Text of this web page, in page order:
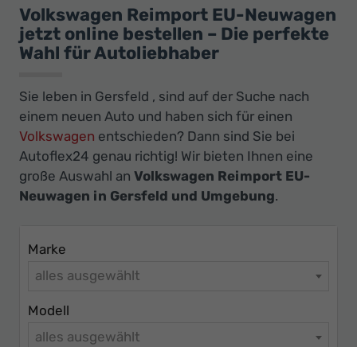
und
Gebrauchtwagen
zu
Preisen
-
Ihr
Innovatives
Autohaus
Volkswagen Reimport EU-Neuwagen
jetzt online bestellen – Die perfekte
Wahl für Autoliebhaber
Sie leben in Gersfeld , sind auf der Suche nach
einem neuen Auto und haben sich für einen
Volkswagen entschieden? Dann sind Sie bei
Autoflex24 genau richtig! Wir bieten Ihnen eine
große Auswahl an Volkswagen Reimport EU-
Neuwagen in Gersfeld und Umgebung.
Marke
alles ausgewählt
Modell
alles ausgewählt